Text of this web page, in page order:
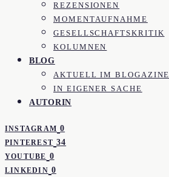
REZENSIONEN
MOMENTAUFNAHME
GESELLSCHAFTSKRITIK
KOLUMNEN
BLOG
AKTUELL IM BLOGAZINE
IN EIGENER SACHE
AUTORIN
INSTAGRAM 0
PINTEREST 34
YOUTUBE 0
LINKEDIN 0